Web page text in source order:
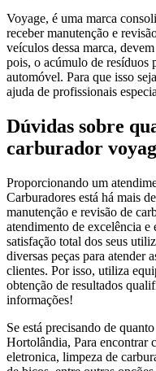
Voyage, é uma marca
receber manutenção e
veículos dessa marca,
pois, o acúmulo de resíduos
automóvel. Para que isso
ajuda de profissionais
Dúvidas sobre
carburador
Proporcionando um
Carburadores está há mais
manutenção e revisão de
atendimento de excelência e
satisfação total dos seus
diversas peças para atender
clientes. Por isso, utiliza
obtenção de resultados
informações!
Se está precisando de
Hortolândia, Para encontrar
eletronica, limpeza de